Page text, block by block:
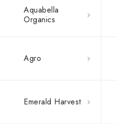
Aquabella
Organics
Agro
Emerald Harvest